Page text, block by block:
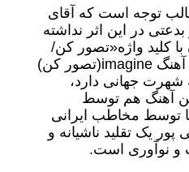
توجه است که آقای
در این اثر نداشته
کلید واژه«تصور کن/
فرض کن» در منشا‌اش آهنگ imagine(تصور کن)
شهرت جهانی دارد،
آهنگ هم توسط
توسط مخاطب ایرانی
یک تقلید ناشیانه و
و نوآوری است.